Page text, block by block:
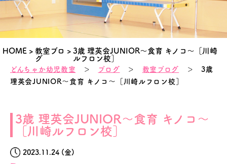
HOME > 教室ブロ
グ
> 3歳 理英会JUNIOR～食育 キノコ～［川崎
ルフロン校］
どんちゃか幼児教室 ＞ ブログ ＞ 教室ブログ
＞ 3歳
理英会JUNIOR～食育 キノコ～［川崎ルフロン校］
3歳 理英会JUNIOR～食育 キノコ～
［川崎ルフロン校］
2023.11.24 (金)